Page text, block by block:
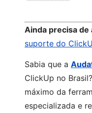
Ainda precisa de
suporte do
Sabia que a
ClickUp no
máximo da
especializada e